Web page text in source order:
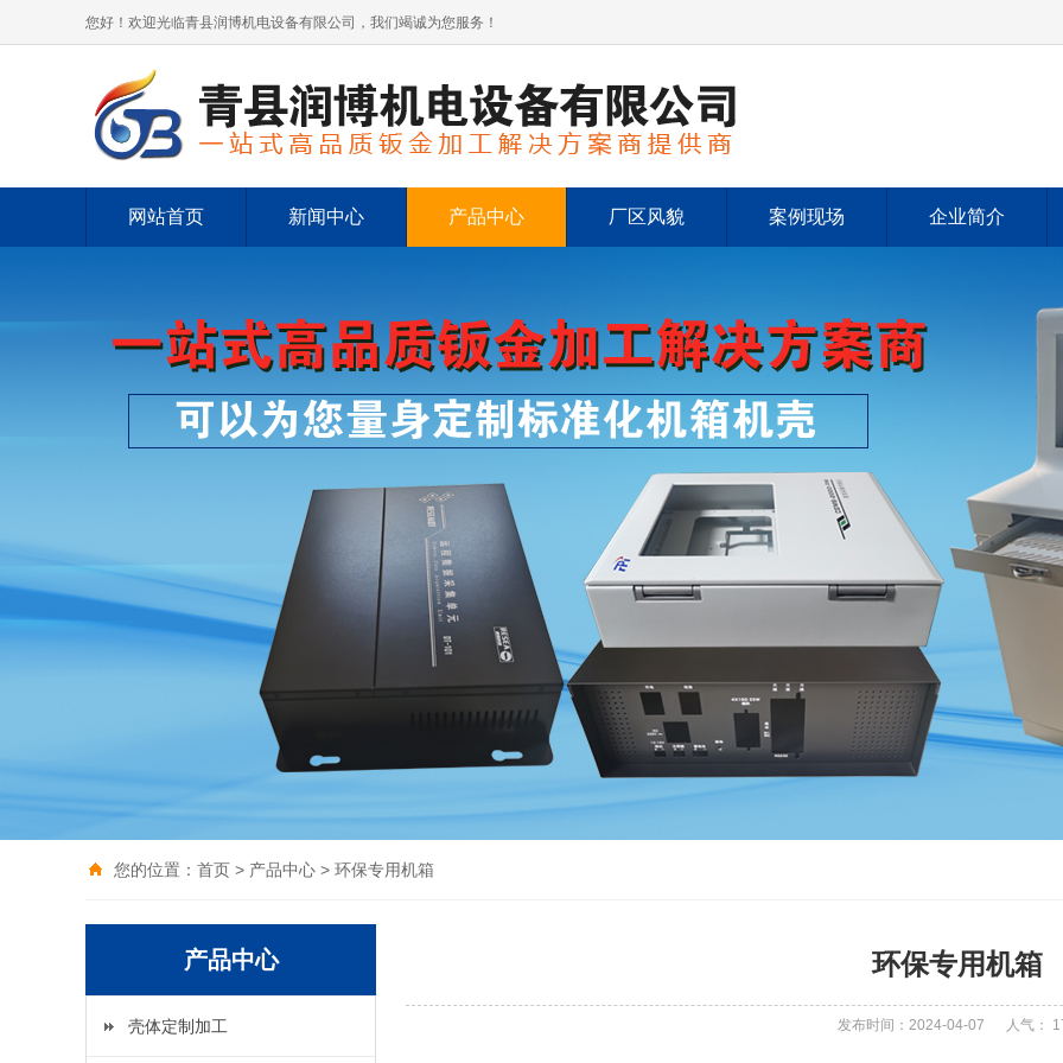
您好！欢迎光临青县润博机电设备有限公司，我们竭诚为您服务！
网站首页 新闻中心 产品中心 厂区风貌 案例现场 企业简介
您的位置： 首页 > 产品中心 > 环保专用机箱
产品中心
壳体定制加工
环保专用机箱
发布时间：2024-04-07 人气：